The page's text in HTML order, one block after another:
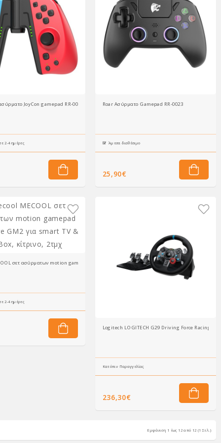
JoyCon gamepad RR-0015 για Nintendo Switch, μπλε & κόκκινο
2-4 ημέρες
Roar Ασύρματο Gamepad RR-0023
Άμεσα διαθέσιμο
25,90€
σετ ασύρματων motion gamepad KidzMove GM2 για smart TV & TV Box, κίτρινο, 2τμχ
2-4 ημέρες
Logitech LOGITECH G29 Driving Force Racing
Κατόπιν Παραγγελίας
236,30€
Εμφάνιση 1 έως 12 από 12 (1 Σελ.)